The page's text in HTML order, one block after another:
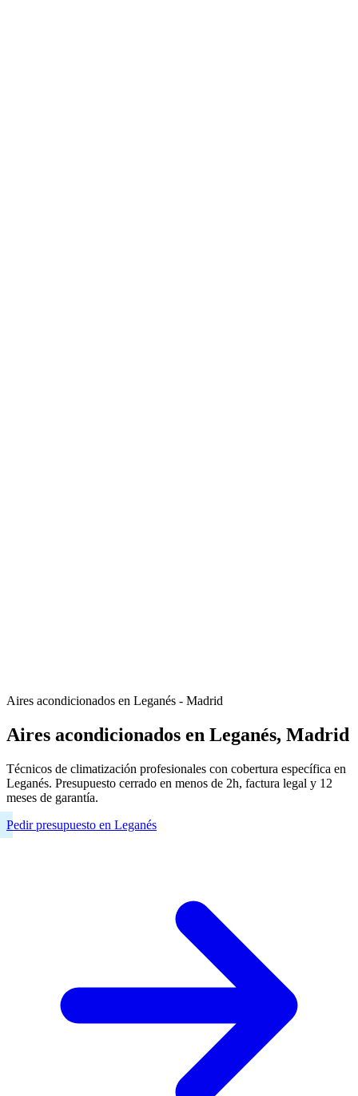
Aires acondicionados en Leganés - Madrid
Aires acondicionados en Leganés, Madrid
Técnicos de climatización profesionales con cobertura específica en
Leganés. Presupuesto cerrado en menos de 2h, factura legal y 12
meses de garantía.
Pedir presupuesto en Leganés